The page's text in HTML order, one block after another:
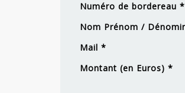
Numéro de bordereau *
Nom Prénom /
Mail *
Montant (en Euros) *